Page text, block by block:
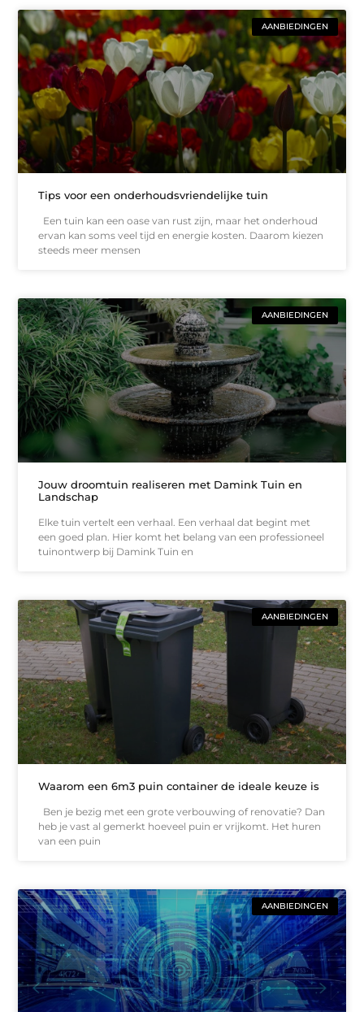
AANBIEDINGEN
Tips voor een onderhoudsvriendelijke tuin
Een tuin kan een oase van rust zijn, maar het onderhoud
ervan kan soms veel tijd en energie kosten. Daarom kiezen
steeds meer mensen
AANBIEDINGEN
Jouw droomtuin realiseren met Damink Tuin en
Landschap
Elke tuin vertelt een verhaal. Een verhaal dat begint met
een goed plan. Hier komt het belang van een professioneel
tuinontwerp bij Damink Tuin en
AANBIEDINGEN
Waarom een 6m3 puin container de ideale keuze is
Ben je bezig met een grote verbouwing of renovatie? Dan
heb je vast al gemerkt hoeveel puin er vrijkomt. Het huren
van een puin
AANBIEDINGEN